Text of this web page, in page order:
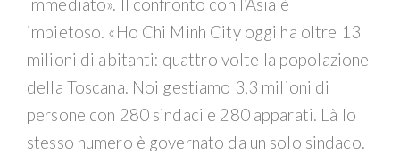
immediato». Il confronto con l’Asia è
impietoso. «Ho Chi Minh City oggi ha oltre 13
milioni di abitanti: quattro volte la popolazione
della Toscana. Noi gestiamo 3,3 milioni di
persone con 280 sindaci e 280 apparati. Là lo
stesso numero è governato da un solo sindaco.